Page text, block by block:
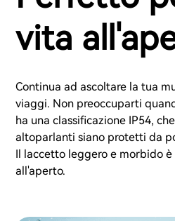
vita
Continua ad ascoltare la tua
viaggi. Non preoccuparti
ha una classificazione IP54,
altoparlanti siano protetti da
Il laccetto leggero e morbido
all'aperto.